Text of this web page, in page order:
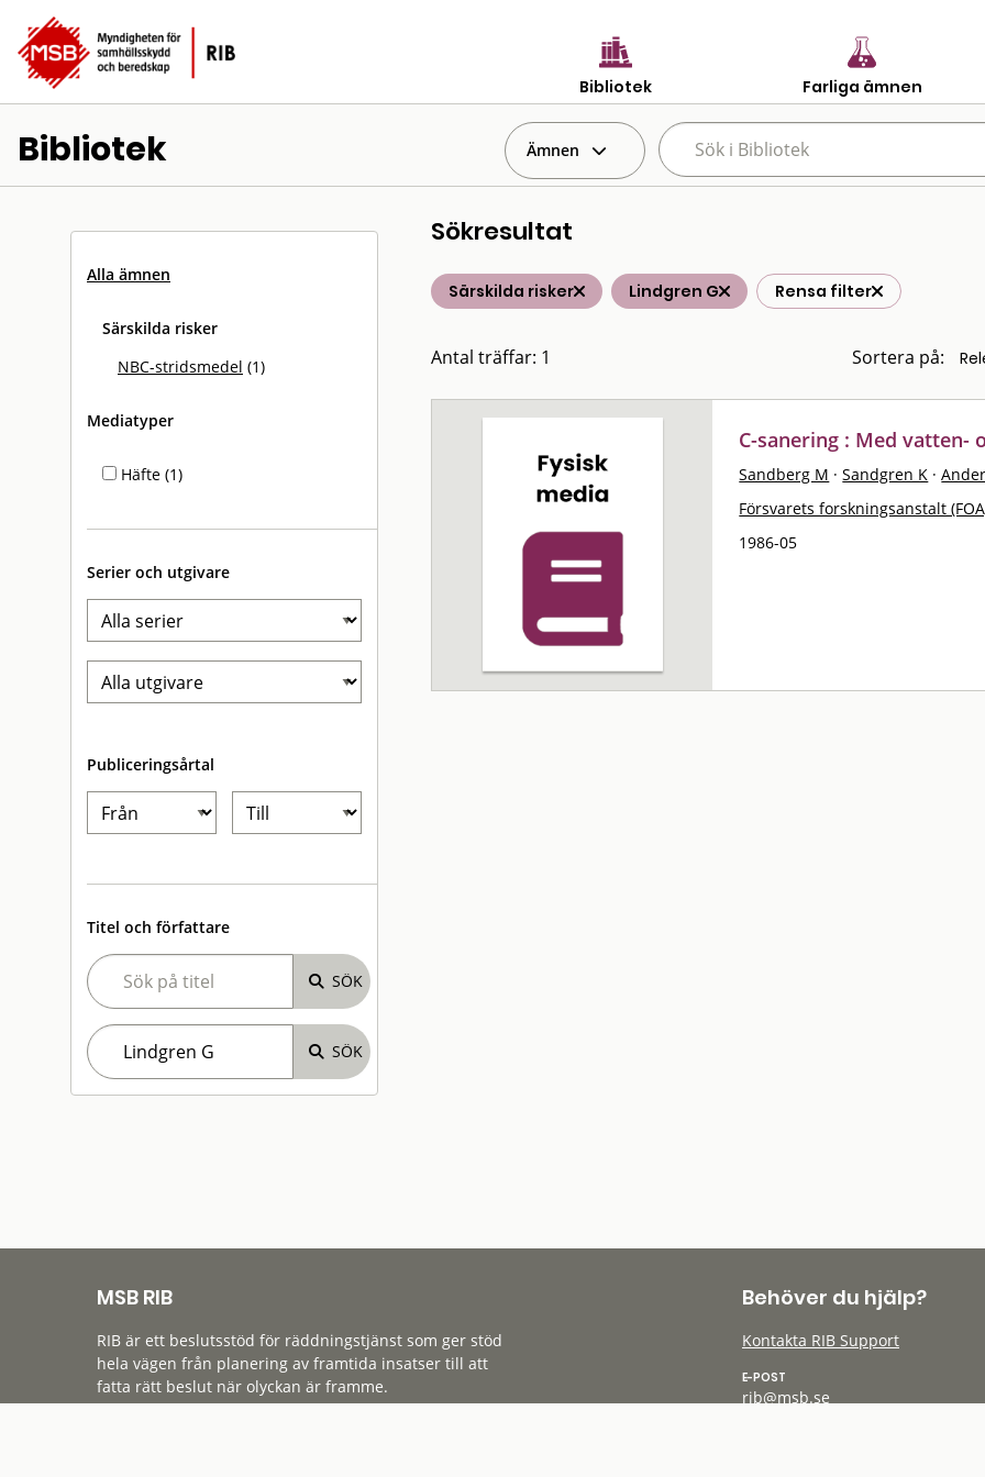
Bibliotek Farliga ämnen
Bibliotek Ämnen
Alla ämnen
Särskilda risker
NBC-stridsmedel (1)
Mediatyper
Häfte (1)
Serier och utgivare
Publiceringsårtal
Titel och författare
Sökresultat
Särskilda risker Lindgren G Rensa filter
Antal träffar: 1 Sortera på:
C-sanering : Med vatten-
Sandberg M · Sandgren K ·
Försvarets forskningsanstalt
1986-05
MSB RIB
RIB är ett beslutsstöd för räddningstjänst som ger stöd
hela vägen från planering av framtida insatser till att
fatta rätt beslut när olyckan är framme.
Behöver du hjälp?
Kontakta RIB Support
E-POST
rib@msb.se